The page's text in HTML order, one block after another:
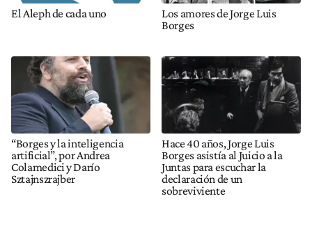
El Aleph de cada uno
Los amores de Jorge Luis
Borges
“Borges y la inteligencia
artificial”, por Andrea
Colamedici y Darío
Sztajnszrajber
Hace 40 años, Jorge Luis
Borges asistía al Juicio a la
Juntas para escuchar la
declaración de un
sobreviviente